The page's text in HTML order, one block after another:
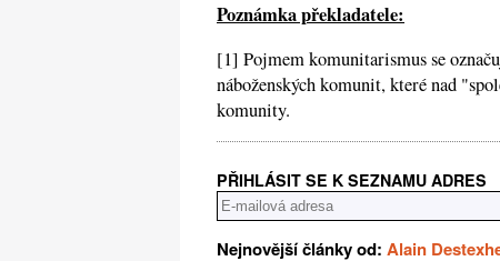
Poznámka překladatele:
[1] Pojmem komunitarismus se
náboženských komunit, které nad
komunity.
PŘIHLÁSIT SE K SEZNAMU ADRES
Nejnovější články od: Alain